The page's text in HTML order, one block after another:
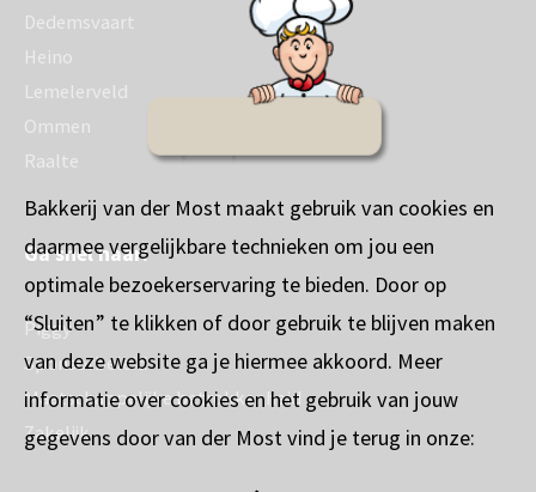
Dedemsvaart
Heino
Lemelerveld
Ommen
Raalte
Ga snel naar:
Piggy
Sponsorbeleid
Maatschappelijke betrokkenheid
Zakelijk
Bakkerij van der Most maakt gebruik van cookies en
daarmee vergelijkbare technieken om jou een
optimale bezoekerservaring te bieden. Door op
“Sluiten” te klikken of door gebruik te blijven maken
van deze website ga je hiermee akkoord. Meer
informatie over cookies en het gebruik van jouw
gegevens door van der Most vind je terug in onze: